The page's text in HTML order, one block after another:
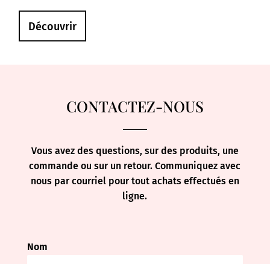
Découvrir
CONTACTEZ-NOUS
Vous avez des questions, sur des produits, une
commande ou sur un retour. Communiquez avec
nous par courriel pour tout achats effectués en
ligne.
Nom